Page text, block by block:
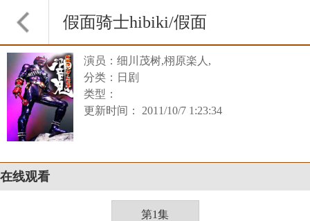
假面骑士hibiki/假面
骑士响鬼
演员：细川茂树,栩原楽人,
分类：日剧
类型：
更新时间： 2011/10/7 1:23:34
在线观看
第1集